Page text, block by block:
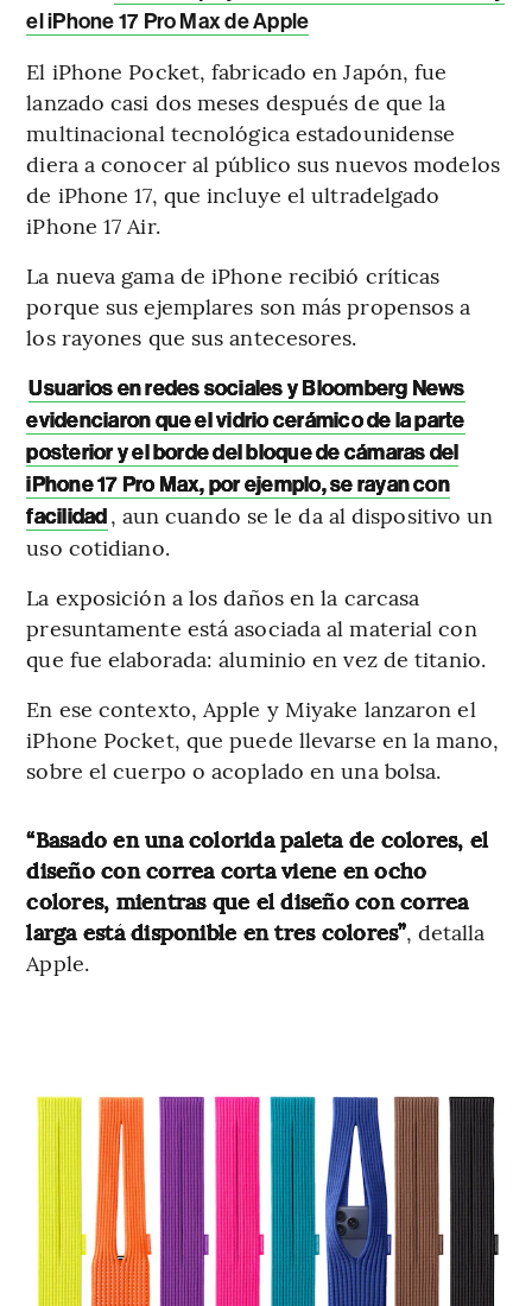
el iPhone 17 Pro Max de Apple
El iPhone Pocket, fabricado en Japón, fue
lanzado casi dos meses después de que la
multinacional tecnológica estadounidense
diera a conocer al público sus nuevos modelos
de iPhone 17, que incluye el ultradelgado
iPhone 17 Air.
La nueva gama de iPhone recibió críticas
porque sus ejemplares son más propensos a
los rayones que sus antecesores.
Usuarios en redes sociales y Bloomberg News
evidenciaron que el vidrio cerámico de la parte
posterior y el borde del bloque de cámaras del
iPhone 17 Pro Max, por ejemplo, se rayan con
facilidad, aun cuando se le da al dispositivo un
uso cotidiano.
La exposición a los daños en la carcasa
presuntamente está asociada al material con
que fue elaborada: aluminio en vez de titanio.
En ese contexto, Apple y Miyake lanzaron el
iPhone Pocket, que puede llevarse en la mano,
sobre el cuerpo o acoplado en una bolsa.
“Basado en una colorida paleta de colores, el
diseño con correa corta viene en ocho
colores, mientras que el diseño con correa
larga está disponible en tres colores”, detalla
Apple.